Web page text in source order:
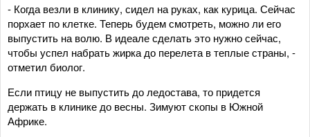
- Когда везли в клинику, сидел на руках, как курица. Сейчас
порхает по клетке. Теперь будем смотреть, можно ли его
выпустить на волю. В идеале сделать это нужно сейчас,
чтобы успел набрать жирка до перелета в теплые страны, -
отметил биолог.
Если птицу не выпустить до ледостава, то придется
держать в клинике до весны. Зимуют скопы в Южной
Африке.